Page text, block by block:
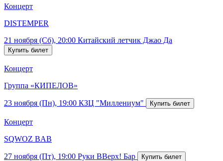
Концерт
DISTEMPER
21 ноября (Сб), 20:00 Китайский летчик Джао Да
Концерт
Группа «КИПЕЛОВ»
23 ноября (Пн), 19:00 КЗЦ "Миллениум"
Концерт
SQWOZ BAB
27 ноября (Пт), 19:00 Руки ВВерх! Бар